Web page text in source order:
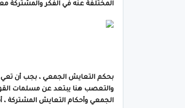
المختلفة عنه في الفكر والمشتركة
بحكم التعايش الجمعي ، بجب أن تعي
والتعصب هنا يبتعد عن مسلمات
الجمعي وأحكام التعايش المشتركة